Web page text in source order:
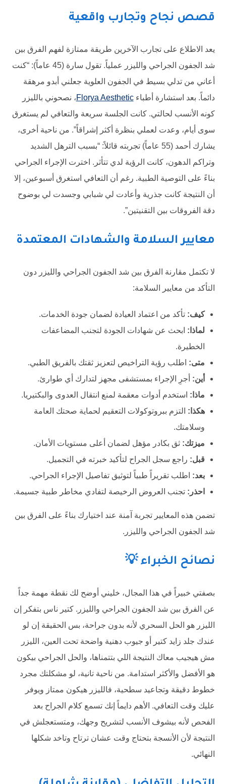
قصص نجاح وتجارب واقعية
يعد الاطلاع على تجارب الآخرين طريقة ممتازة لفهم الفرق بين
شد الجفون الجراحي والليزر عملياً. تقول سارة (45 عاماً): “كنت
أعاني من تدلي بسيط في الجفون العلوية جعلني أبدو مرهقة
دائماً. بعد استشارة أطباءFlorya Aesthetic، نصحوني بالليزر
كونه الأنسب لحالتي. كانت الجلسة سريعة والتعافي لم يستغرق
سوى أيام، وعدت لعملي بنظرة أكثر إشراقاً”. من ناحية أخرى،
يشارك أحمد (55 عاماً) تجربته قائلاً: “بسبب الترهل الشديد
وتراكم الدهون، كانت الرؤية لدي تتأثر. اخترت الإجراء الجراحي
بناءً على التوصية الطبية. رغم أن التعافي استغرق أسبوعين، إلا
أن النتيجة كانت جذرية وأعادت لي شبابي وجسدت لي بوضوح
دقة الفروقات بين التقنيتين”.
معايير السلامة والشهادات المعتمدة
لا تكتمل مقارنة الفرق بين شد الجفون الجراحي والليزر دون
التأكد من معايير السلامة:
كيف: تأكد من اعتماد العيادة لضمان جودة الخدمات.
لماذا: ابحث عن شهادات الجودة لتجنب المضاعفات
الخطيرة.
متى: اطلب رؤية التراخيص لتعزيز ثقتك بالفريق الطبي.
أين: أجرِ الإجراء بمستشفى مجهز لتدارك أي طوارئ.
ماذا: استخدم أدوات معقمة لمنع انتقال العدوى والبكتيريا.
هكذا: التزم ببروتوكولات التعقيم لحماية صحتك العامة
وسلامتك.
ميزتك: ثق بكادر مؤهل لضمان أعلى مستويات الأمان.
قبل: راجع سجل الجراح لتأكيد خبرته في التجميل.
بعد: اطلب تقريراً طبياً لتوثيق تفاصيل الإجراء الجراحي.
احذر: تجنب العروض الرخيصة لتفادي مخاطر طبية جسيمة.
تضمن هذه المعايير تجربة آمنة عند اختيارك بناءً على الفرق بين
شد الجفون الجراحي والليزر.
نصائح الخبراء 💡
بصفتي خبيراً في هذا المجال، خليني أوضح لك نقطة مهمة جداً
عن الفرق بين شد الجفون الجراحي والليزر. كتير ناس بتفكر إن
الليزر هو الحل السحري لأنه بدون جراحة، بس الحقيقة إن لو
عندك جلد زايد كتير أو جيوب دهنية واضحة تحت العين، الليزر
مش هيجيب معاك النتيجة اللي بتتمناها، والحل الجراحي بيكون
هو الأفضل والأكثر استدامة. من ناحية تانية، لو مشكلتك مجرد
خطوط دقيقة وتجاعيد سطحية، فالليزر هيكون ممتاز ويوفر
عليك وقت التعافي. الأهم دايماً إنك تسمع كلام الجراح بعد
الفحص لأنه بيشوف الأنسب لتشريح وجهك، ومتستعجلش في
النتيجة لأن الأنسجة بتحتاج وقت عشان ترتاح وتاخد شكلها
النهائي.